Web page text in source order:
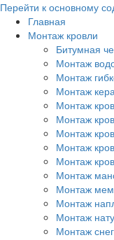
Перейти к основному
Главная
Монтаж кровли
Битумная
Монтаж
Монтаж
Монтаж
Монтаж
Монтаж
Монтаж
Монтаж
Монтаж
Монтаж
Монтаж
Монтаж
Монтаж
Монтаж